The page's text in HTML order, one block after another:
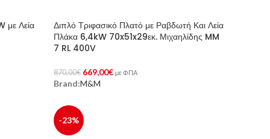
με Λεία
Διπλό Τριφασικό Πλατό με Ραβδωτή Και Λεία
Πλάκα 6,4kW 70x51x29εκ. Μιχαηλίδης MM
7 RL 400V
870,00€ 669,00€ με ΦΠΑ
Προσθήκη Στο Καλάθι
Brand:M&M
-23%